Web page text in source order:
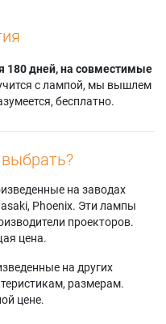
180 дней, на совместимые
с лампой, мы вышлем
бесплатно.
на заводах
Phoenix. Эти лампы
проекторов.
цена.
на других
размерам.
цене.